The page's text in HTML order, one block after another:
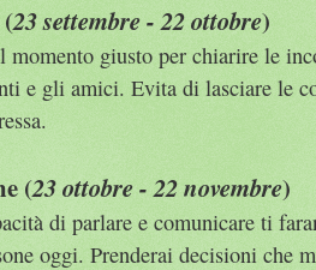
23 settembre - 22 ottobre)
momento giusto per chiarire le
e gli amici. Evita di lasciare le
(23 ottobre - 22 novembre)
di parlare e comunicare ti
oggi. Prenderai decisioni che